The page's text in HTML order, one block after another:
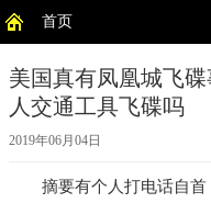
首页
美国真有凤凰城飞
人交通工具飞碟吗
2019年06月04日
摘要有个人打电话自